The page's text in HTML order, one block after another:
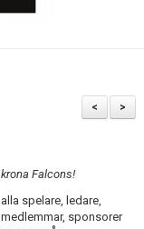
>
<
Falcons!
spelare, ledare,
sponsorer